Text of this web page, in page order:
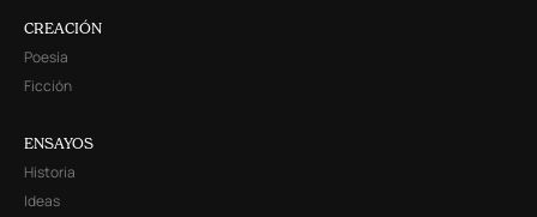
CREACIÓN
Poesía
Ficción
ENSAYOS
Historia
Ideas